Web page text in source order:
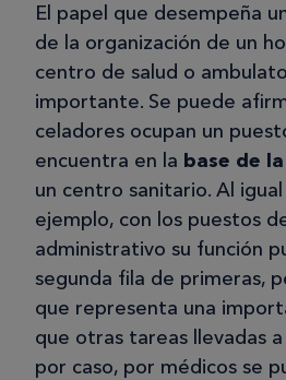
El papel que desempeña
de la organización de un
centro de salud o
importante. Se puede
celadores ocupan un
encuentra en la base de
un centro sanitario. Al
ejemplo, con los puestos
administrativo su función
segunda fila de primeras,
que representa una
que otras tareas llevadas
por caso, por médicos se